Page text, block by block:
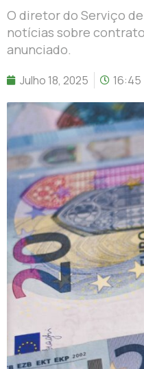
O diretor do Serviço
notícias sobre
anunciado.
Julho 18, 2025 16:45